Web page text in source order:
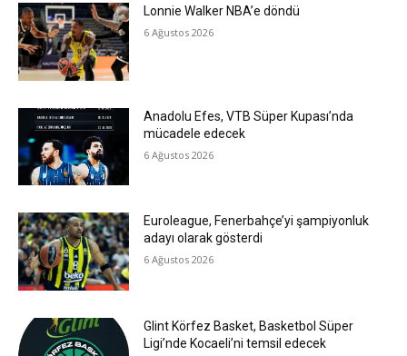
Lonnie Walker NBA’e döndü
6 Ağustos 2026
Anadolu Efes, VTB Süper Kupası’nda
mücadele edecek
6 Ağustos 2026
Euroleague, Fenerbahçe’yi şampiyonluk
adayı olarak gösterdi
6 Ağustos 2026
Glint Körfez Basket, Basketbol Süper
Ligi’nde Kocaeli’ni temsil edecek